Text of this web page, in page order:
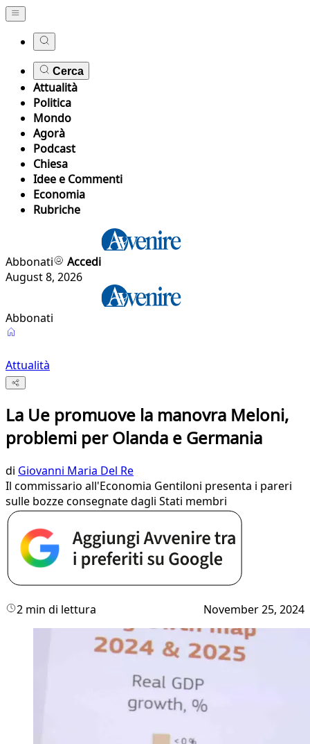
Cerca
Attualità
Politica
Mondo
Agorà
Podcast
Chiesa
Idee e Commenti
Economia
Rubriche
Abbonati
Accedi
August 8, 2026
Abbonati
Attualità
La Ue promuove la manovra Meloni,
problemi per Olanda e Germania
di Giovanni Maria Del Re
Il commissario all'Economia Gentiloni presenta i pareri
sulle bozze consegnate dagli Stati membri
2 min di lettura November 25, 2024